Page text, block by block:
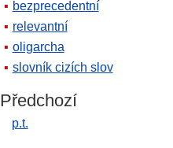
bezprecedentní
relevantní
oligarcha
slovník cizích slov
Předchozí
p.t.